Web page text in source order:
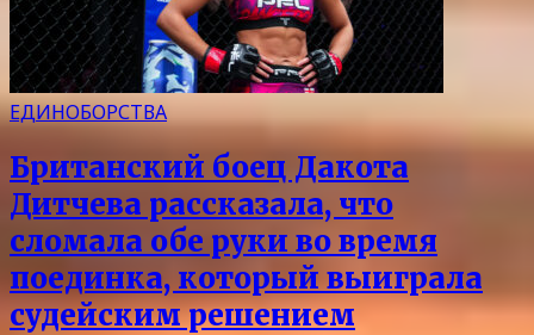
ЕДИНОБОРСТВА
Британский боец Дакота
Дитчева рассказала, что
сломала обе руки во время
поединка, который выиграла
судейским решением